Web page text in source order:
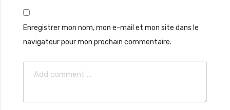
Enregistrer mon nom, mon e-mail et mon site dans le
navigateur pour mon prochain commentaire.